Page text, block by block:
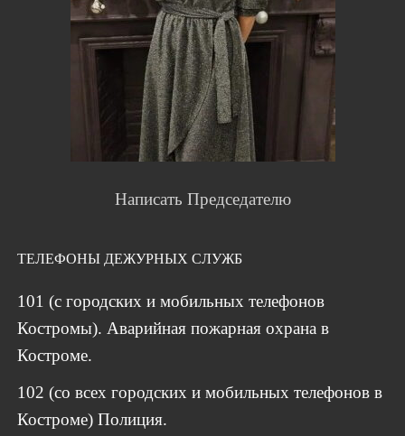
Написать Председателю
ТЕЛЕФОНЫ ДЕЖУРНЫХ СЛУЖБ
101 (с городских и мобильных телефонов
Костромы). Аварийная пожарная охрана в
Костроме.
102 (со всех городских и мобильных телефонов в
Костроме) Полиция.